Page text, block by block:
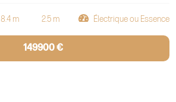
8.4 m 2.5 m Électrique ou Essence
149900 €